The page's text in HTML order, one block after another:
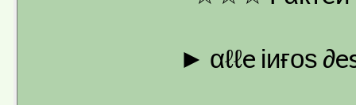
► αℓℓe іиғоѕ